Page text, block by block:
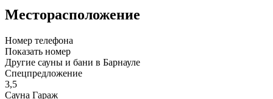
Месторасположение
Номер телефона
Показать номер
Другие сауны и бани в Барнауле
Спецпредложение
3,5
Сауна Гараж